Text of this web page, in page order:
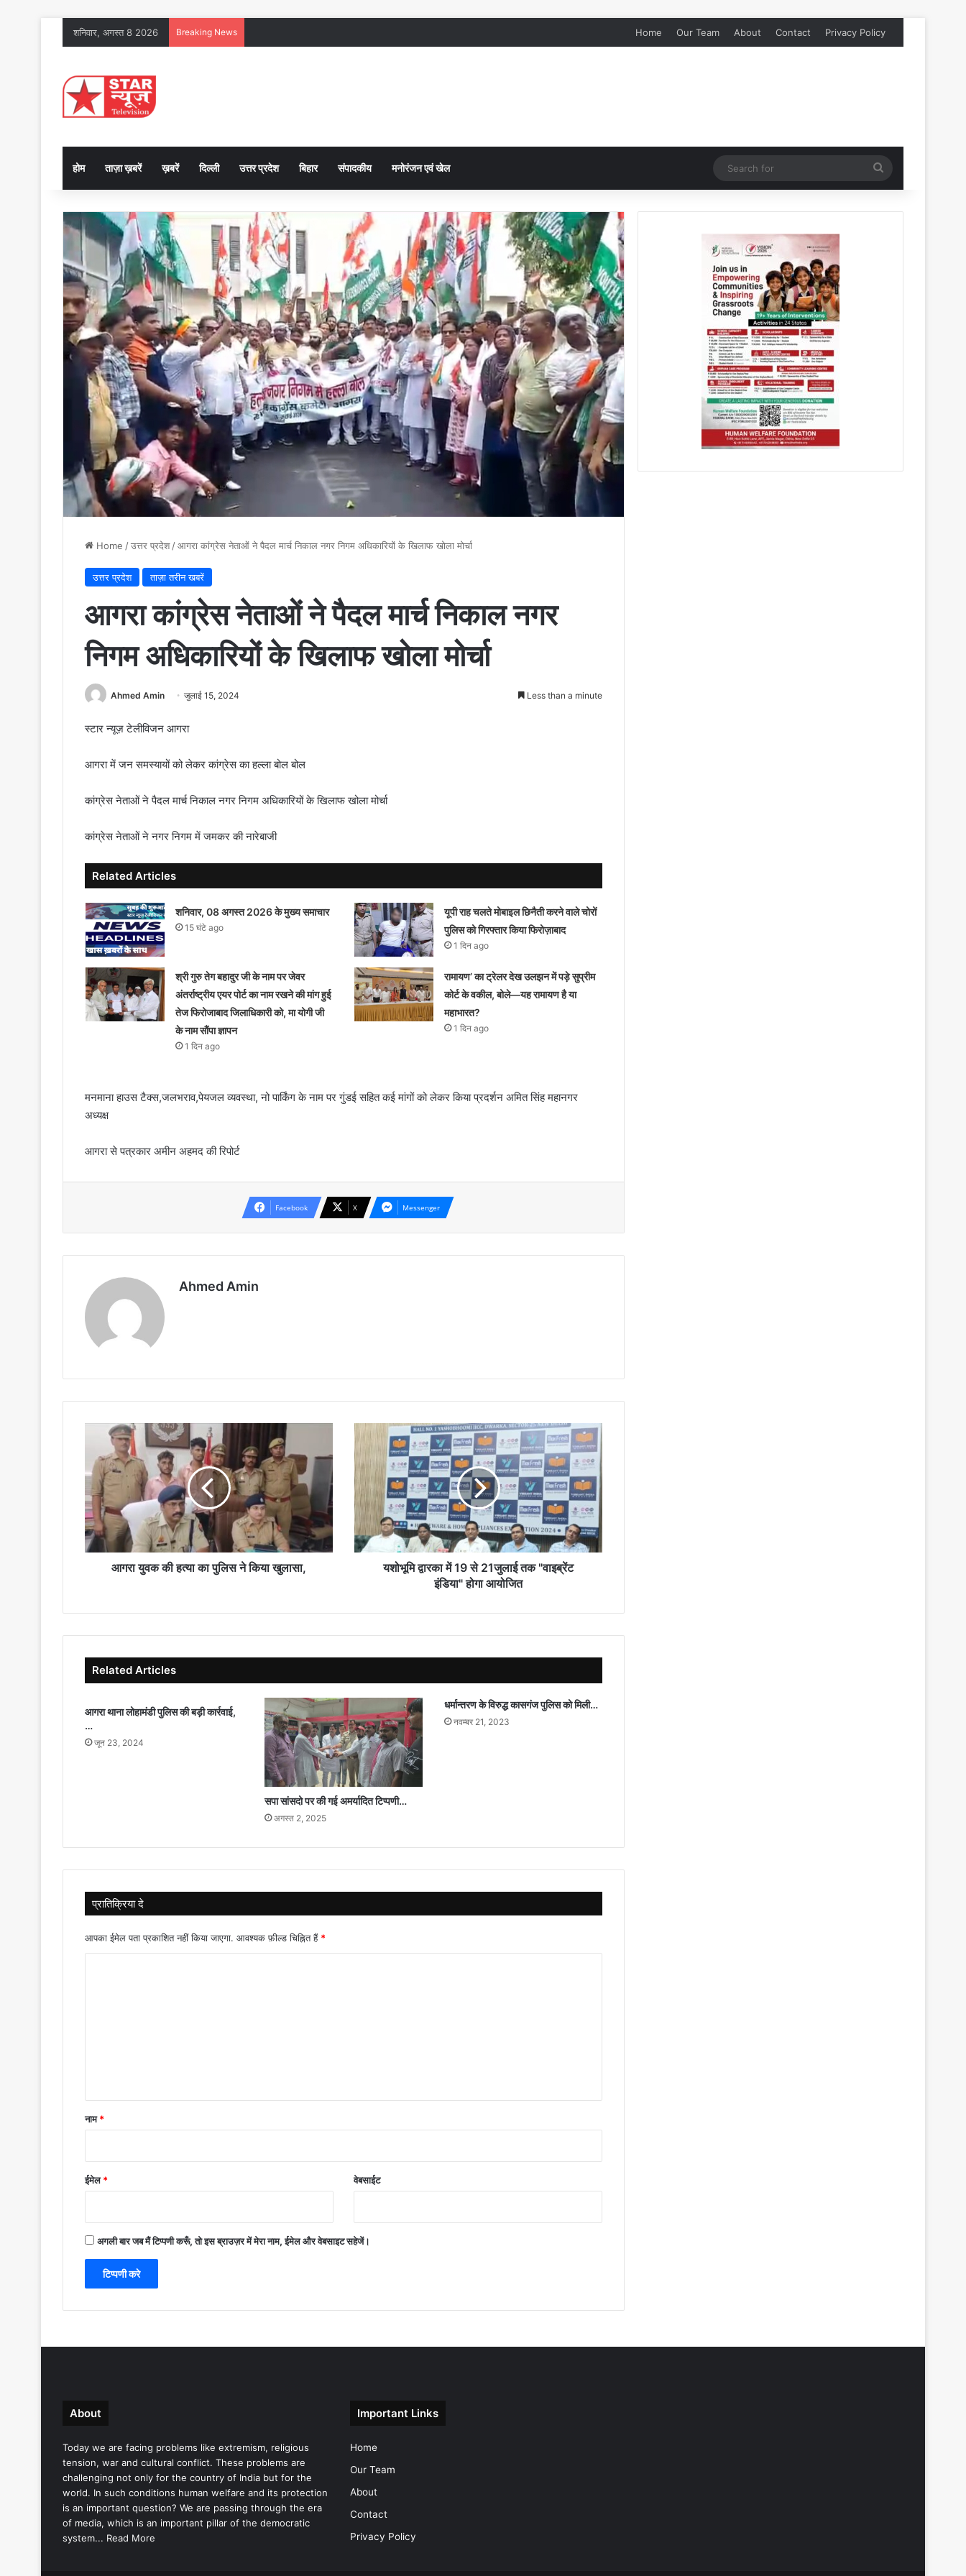
शनिवार, अगस्त 8 2026 Breaking News Home Our Team About Contact Privacy Policy
होम ताज़ा ख़बरें ख़बरें दिल्ली उत्तर प्रदेश बिहार संपादकीय मनोरंजन एवं खेल
for
Home /उत्तर प्रदेश /आगरा कांग्रेस नेताओं ने पैदल मार्च निकाल नगर निगम अधिकारियों के खिलाफ खोला मोर्चा
उत्तर प्रदेश ताज़ा तरीन खबरें
आगरा कांग्रेस नेताओं ने पैदल मार्च निकाल नगर
निगम अधिकारियों के खिलाफ खोला मोर्चा
Ahmed Amin जुलाई 15, 2024 Less than a minute
स्टार न्यूज़ टेलीविजन आगरा
आगरा में जन समस्यायों को लेकर कांग्रेस का हल्ला बोल बोल
कांग्रेस नेताओं ने पैदल मार्च निकाल नगर निगम अधिकारियों के खिलाफ खोला मोर्चा
कांग्रेस नेताओं ने नगर निगम में जमकर की नारेबाजी
Related Articles
शनिवार, 08 अगस्त 2026 के मुख्य समाचार
15 घंटे ago
यूपी राह चलते मोबाइल छिनैती करने वाले चोरों
पुलिस को गिरफ्तार किया फिरोज़ाबाद
1 दिन ago
श्री गुरु तेग बहादुर जी के नाम पर जेवर
अंतर्राष्ट्रीय एयर पोर्ट का नाम रखने की मांग हुई
तेज फिरोजाबाद जिलाधिकारी को, मा योगी जी
के नाम सौंपा ज्ञापन
1 दिन ago
रामायण’ का ट्रेलर देख उलझन में पड़े सुप्रीम
कोर्ट के वकील, बोले—यह रामायण है या
महाभारत?
1 दिन ago
मनमाना हाउस टैक्स,जलभराव,पेयजल व्यवस्था, नो पार्किंग के नाम पर गुंडई सहित कई मांगों को लेकर किया प्रदर्शन अमित सिंह महानगर
अध्यक्ष
आगरा से पत्रकार अमीन अहमद की रिपोर्ट
Facebook X Messenger
Ahmed Amin
हत्या
का
पुलिस
ने
किया
खुलासा,
आगरा युवक की हत्या का पुलिस ने किया खुलासा,
यशोभूमि
द्वारका
में
19
से
21जुलाई
"वाइब्रेंट
इंडिया"
यशोभूमि द्वारका में 19 से 21जुलाई तक "वाइब्रेंट
इंडिया" होगा आयोजित
Related Articles
आगरा थाना लोहामंडी पुलिस की बड़ी कार्रवाई,
…
जून 23, 2024
सपा सांसदो पर की गई अमर्यादित टिप्पणी…
अगस्त 2, 2025
धर्मान्तरण के विरुद्ध कासगंज पुलिस को मिली…
नवम्बर 21, 2023
प्रातिक्रिया दे
आपका ईमेल पता प्रकाशित नहीं किया जाएगा. आवश्यक फ़ील्ड चिह्नित हैं *
नाम*
ईमेल* वेबसाईट
अगली बार जब मैं टिप्पणी करूँ, तो इस ब्राउज़र में मेरा नाम, ईमेल और वेबसाइट सहेजें।
About
Today we are facing problems like extremism, religious
tension, war and cultural conflict. These problems are
challenging not only for the country of India but for the
world. In such conditions human welfare and its protection
is an important question? We are passing through the era
of media, which is an important pillar of the democratic
system... Read More
Important Links
Home
Our Team
About
Contact
Privacy Policy